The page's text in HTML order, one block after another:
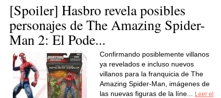
[Spoiler] Hasbro revela posibles
personajes de The Amazing Spider-
Man 2: El Pode...
Confirmando posiblemente villanos
ya revelados e incluso nuevos
villanos para la franquicia de The
Amazing Spider-Man, imágenes de
las nuevas figuras de la líne...
Leer el